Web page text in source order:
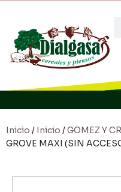
Inicio / Inicio /GOMEZ Y
GROVE MAXI (SIN